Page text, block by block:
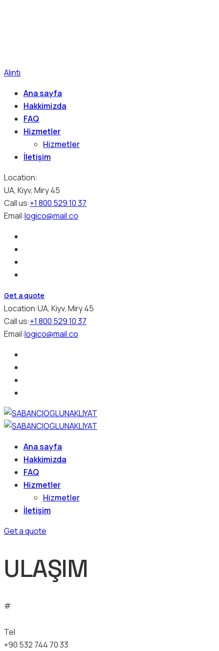
Alıntı
Ana sayfa
Hakkimizda
FAQ
Hizmetler
Hizmetler
İletişim
Location:
UA, Kiyv, Miry 45
Call us:+1 800 529 10 37
Email:logico@mail.co
Get a quote
Location:UA, Kiyv, Miry 45
Call us:+1 800 529 10 37
Email:logico@mail.co
Ana sayfa
Hakkimizda
FAQ
Hizmetler
Hizmetler
İletişim
Get a quote
ULAŞIM
#
Tel
+90 532 744 70 33